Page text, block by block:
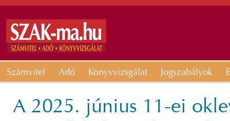
Számvitel Adó Könyvvizsgálat Jogszabályok
A 2025. június 11-ei